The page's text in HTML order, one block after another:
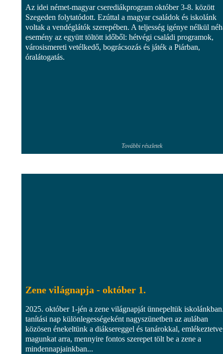
Az idei német-magyar cserediákprogram október 3-8. között
Szegeden folytatódott. Ezúttal a magyar családok és iskolánk
voltak a vendéglátók szerepében. A teljesség igénye nélkül
esemény az együtt töltött időből: hétvégi családi programok,
városismereti vetélkedő, bográcsozás és játék a Piárban,
óralátogatás.
További részletek
Zene világnapja - október 1.
2025. október 1-jén a zene világnapját ünnepeltük
tanítási nap különlegességeként nagyszünetben az aulában
közösen énekeltünk a diáksereggel és tanárokkal, emlékeztetve
magunkat arra, mennyire fontos szerepet tölt be a zene a
mindennapjainkban...